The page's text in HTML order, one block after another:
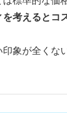
考えるとコ
印象が全くな